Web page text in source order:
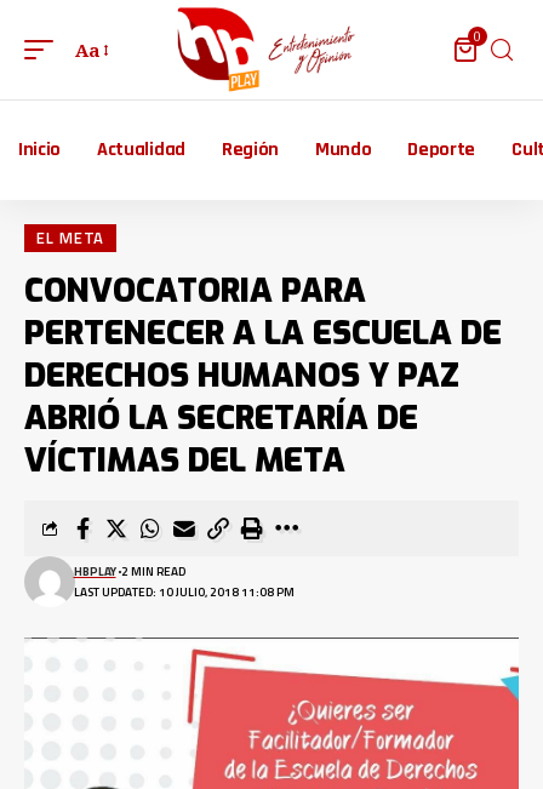
Aa
0
Inicio Actualidad Región Mundo Deporte
EL META
CONVOCATORIA PARA
PERTENECER A LA ESCUELA DE
DERECHOS HUMANOS Y PAZ
ABRIÓ LA SECRETARÍA DE
VÍCTIMAS DEL META
LAST UPDATED: 10 JULIO, 2018 11:08 PM
HBPLAY 2 MIN READ